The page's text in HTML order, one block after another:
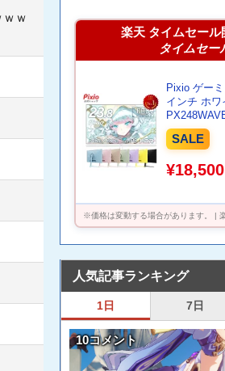
ｗ
楽天 タイムセール
タイムセー
Pixio ゲー
インチ ホワ
ニター
対応 モニ
ベージュ フ
ングレア ス
大5年保証】
SALE
¥18,500
※価格は変動する場合があります。 |
人気記事ランキング
1日 7日
10コメント